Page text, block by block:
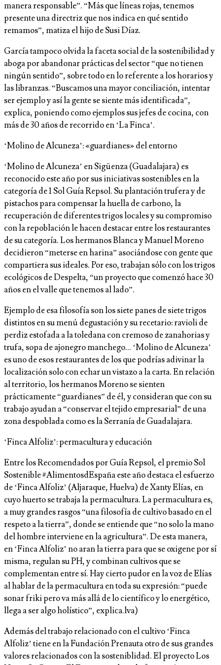
manera responsable”. “Más que líneas rojas, tenemos
presente una directriz que nos indica en qué sentido
remamos”, matiza el hijo de Susi Díaz.
García tampoco olvida la faceta social de la sostenibilidad y
aboga por abandonar prácticas del sector “que no tienen
ningún sentido”, sobre todo en lo referente a los horarios y
las libranzas. “Buscamos una mayor conciliación, intentar
ser ejemplo y así la gente se siente más identificada”,
explica, poniendo como ejemplos sus jefes de cocina, con
más de 30 años de recorrido en ‘La Finca’.
‘Molino de Alcuneza’: «guardianes» del entorno
‘Molino de Alcuneza’ en Sigüenza (Guadalajara) es
reconocido este año por sus iniciativas sostenibles en la
categoría de 1 Sol Guía Repsol. Su plantación trufera y de
pistachos para compensar la huella de carbono, la
recuperación de diferentes trigos locales y su compromiso
con la repoblación le hacen destacar entre los restaurantes
de su categoría. Los hermanos Blanca y Manuel Moreno
decidieron “meterse en harina” asociándose con gente que
compartiera sus ideales. Por eso, trabajan sólo con los trigos
ecológicos de Despelta, “un proyecto que comenzó hace 30
años en el valle que tenemos al lado”.
Ejemplo de esa filosofía son los siete panes de siete trigos
distintos en su menú degustación y su recetario: ravioli de
perdiz estofada a la toledana con cremoso de zanahorias y
trufa, sopa de ajonegro manchego… ‘Molino de Alcuneza’
es uno de esos restaurantes de los que podrías adivinar la
localización solo con echar un vistazo a la carta. En relación
al territorio, los hermanos Moreno se sienten
prácticamente “guardianes” de él, y consideran que con su
trabajo ayudan a “conservar el tejido empresarial” de una
zona despoblada como es la Serranía de Guadalajara.
‘Finca Alfoliz’: permacultura y educación
Entre los Recomendados por Guía Repsol, el premio Sol
Sostenible #AlimentosdEspaña este año destaca el esfuerzo
de ‘Finca Alfoliz’ (Aljaraque, Huelva) de Xanty Elías, en
cuyo huerto se trabaja la permacultura. La permacultura es,
a muy grandes rasgos “una filosofía de cultivo basado en el
respeto a la tierra”, donde se entiende que “no solo la mano
del hombre interviene en la agricultura”. De esta manera,
en ‘Finca Alfoliz’ no aran la tierra para que se oxigene por sí
misma, regulan su PH, y combinan cultivos que se
complementan entre sí. Hay cierto pudor en la voz de Elías
al hablar de la permacultura en toda su expresión: “puede
sonar friki pero va más allá de lo científico y lo energético,
llega a ser algo holístico”, explica.lva)
Además del trabajo relacionado con el cultivo ‘Finca
Alfoliz’ tiene en la Fundación Prenauta otro de sus grandes
valores relacionados con la sosteniblidad. El proyecto Los